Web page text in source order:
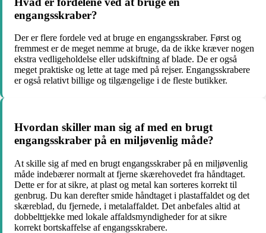
engangsskraber?
Der er flere fordele ved at bruge en engangsskraber. Først og
fremmest er de meget nemme at bruge, da de ikke kræver nogen
ekstra vedligeholdelse eller udskiftning af blade. De er også
meget praktiske og lette at tage med på rejser. Engangsskrabere
er også relativt billige og tilgængelige i de fleste butikker.
Hvordan skiller man sig af med en brugt
engangsskraber på en miljøvenlig måde?
At skille sig af med en brugt engangsskraber på en miljøvenlig
måde indebærer normalt at fjerne skærehovedet fra håndtaget.
Dette er for at sikre, at plast og metal kan sorteres korrekt til
genbrug. Du kan derefter smide håndtaget i plastaffaldet og det
skæreblad, du fjernede, i metalaffaldet. Det anbefales altid at
dobbelttjekke med lokale affaldsmyndigheder for at sikre
korrekt bortskaffelse af engangsskrabere.